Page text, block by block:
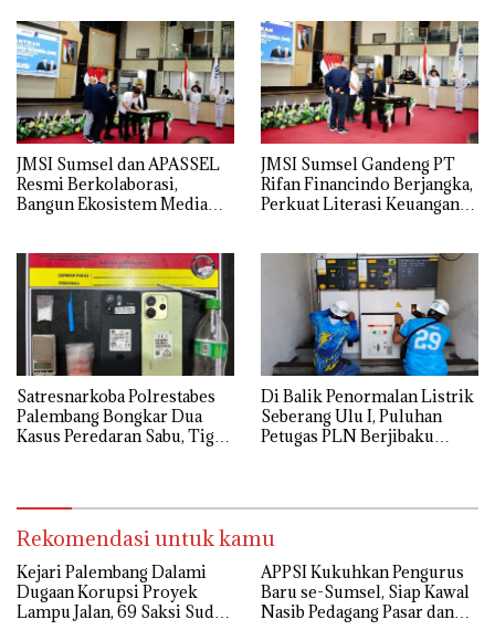
JMSI Sumsel dan APASSEL
Resmi Berkolaborasi,
Bangun Ekosistem Media
Kreatif
JMSI Sumsel Gandeng PT
Rifan Financindo Berjangka,
Perkuat Literasi Keuangan
Satresnarkoba Polrestabes
Palembang Bongkar Dua
Kasus Peredaran Sabu, Tiga
Di Balik Penormalan Listrik
Seberang Ulu I, Puluhan
Petugas PLN Berjibaku
Rekomendasi untuk kamu
Kejari Palembang Dalami
Dugaan Korupsi Proyek
Lampu Jalan, 69 Saksi Sudah
APPSI Kukuhkan Pengurus
Baru se-Sumsel, Siap Kawal
Nasib Pedagang Pasar dan